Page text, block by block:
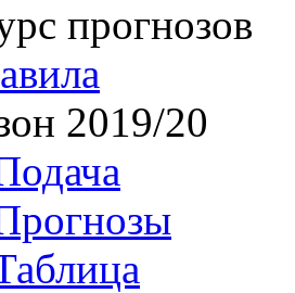
прогнозов
2019/20